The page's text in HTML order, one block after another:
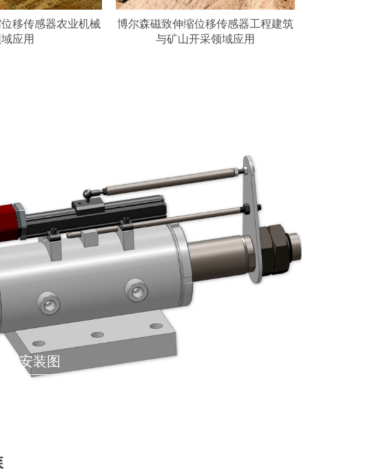
移传感器农业机械
应用
博尔森磁致伸缩位移传感器工程建筑
与矿山开采领域应用
置安装图